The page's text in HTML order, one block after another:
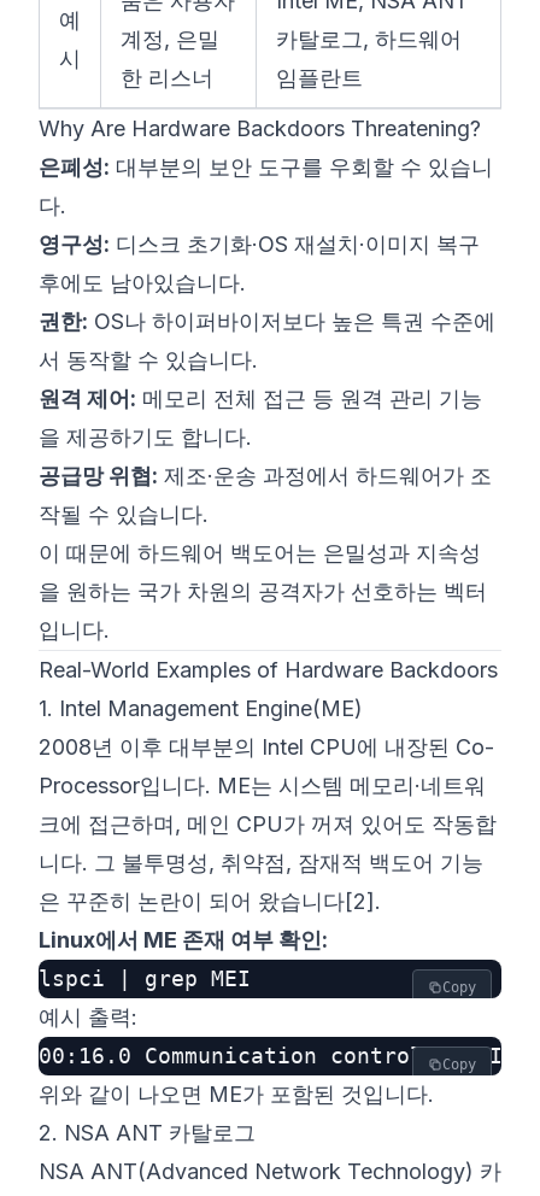
예
시
계정, 은밀
한 리스너
카탈로그, 하드웨어
임플란트
Why Are Hardware Backdoors Threatening?
은폐성: 대부분의 보안 도구를 우회할 수 있습니
다.
영구성: 디스크 초기화·OS 재설치·이미지 복구
후에도 남아있습니다.
권한: OS나 하이퍼바이저보다 높은 특권 수준에
서 동작할 수 있습니다.
원격 제어: 메모리 전체 접근 등 원격 관리 기능
을 제공하기도 합니다.
공급망 위협: 제조·운송 과정에서 하드웨어가 조
작될 수 있습니다.
이 때문에 하드웨어 백도어는 은밀성과 지속성
을 원하는 국가 차원의 공격자가 선호하는 벡터
입니다.
Real-World Examples of Hardware Backdoors
1. Intel Management Engine(ME)
2008년 이후 대부분의 Intel CPU에 내장된 Co-
Processor입니다. ME는 시스템 메모리·네트워
크에 접근하며, 메인 CPU가 꺼져 있어도 작동합
니다. 그 불투명성, 취약점, 잠재적 백도어 기능
은 꾸준히 논란이 되어 왔습니다[2] .
Linux에서 ME 존재 여부 확인:
Copy
예시 출력:
Copy
위와 같이 나오면 ME가 포함된 것입니다.
2. NSA ANT 카탈로그
NSA ANT(Advanced Network Technology) 카